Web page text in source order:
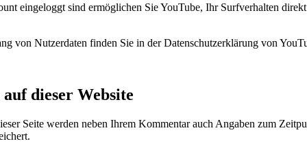
eingeloggt sind ermöglichen Sie YouTube, Ihr Surfverhalten
von Nutzerdaten finden Sie in der Datenschutzerklärung von
dieser Website
Seite werden neben Ihrem Kommentar auch Angaben zum